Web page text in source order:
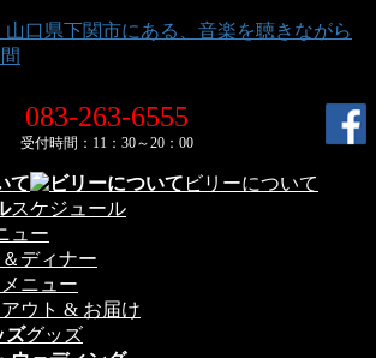
083-263-6555
受付時間：11：30～20：00
て
ビリーについて
スケジュール
ュー
ディナー
ニュー
ウト & お届け
ズグッズ